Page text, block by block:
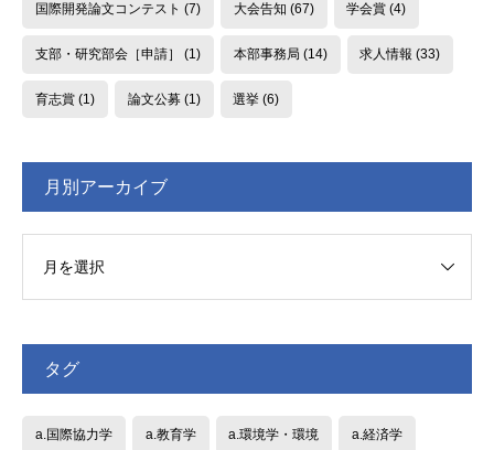
国際開発論文コンテスト (7) 大会告知 (67) 学会賞 (4)
支部・研究部会［申請］ (1) 本部事務局 (14) 求人情報 (33)
育志賞(1) 論文公募(1) 選挙 (6)
月別アーカイブ
タグ
a.国際協力学 a.教育学 a.環境学・環境 a.経済学